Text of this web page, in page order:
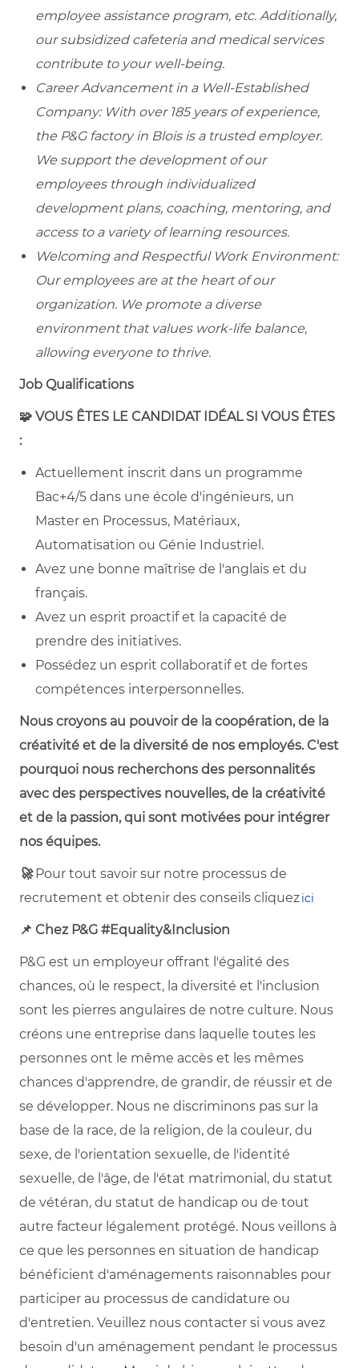
employee assistance program, etc. Additionally,
our subsidized cafeteria and medical services
contribute to your well-being.
Career Advancement in a Well-Established
Company: With over 185 years of experience,
the P&G factory in Blois is a trusted employer.
We support the development of our
employees through individualized
development plans, coaching, mentoring, and
access to a variety of learning resources.
Welcoming and Respectful Work Environment:
Our employees are at the heart of our
organization. We promote a diverse
environment that values work-life balance,
allowing everyone to thrive.
Job Qualifications
🧩 VOUS ÊTES LE CANDIDAT IDÉAL SI VOUS ÊTES
:
Actuellement inscrit dans un programme
Bac+4/5 dans une école d'ingénieurs, un
Master en Processus, Matériaux,
Automatisation ou Génie Industriel.
Avez une bonne maîtrise de l'anglais et du
français.
Avez un esprit proactif et la capacité de
prendre des initiatives.
Possédez un esprit collaboratif et de fortes
compétences interpersonnelles.
Nous croyons au pouvoir de la coopération, de la
créativité et de la diversité de nos employés. C'est
pourquoi nous recherchons des personnalités
avec des perspectives nouvelles, de la créativité
et de la passion, qui sont motivées pour intégrer
nos équipes.
🚀Pour tout savoir sur notre processus de
recrutement et obtenir des conseils cliquezici
📌 Chez P&G #Equality&Inclusion
P&G est un employeur offrant l'égalité des
chances, où le respect, la diversité et l'inclusion
sont les pierres angulaires de notre culture. Nous
créons une entreprise dans laquelle toutes les
personnes ont le même accès et les mêmes
chances d'apprendre, de grandir, de réussir et de
se développer. Nous ne discriminons pas sur la
base de la race, de la religion, de la couleur, du
sexe, de l'orientation sexuelle, de l'identité
sexuelle, de l'âge, de l'état matrimonial, du statut
de vétéran, du statut de handicap ou de tout
autre facteur légalement protégé. Nous veillons à
ce que les personnes en situation de handicap
bénéficient d'aménagements raisonnables pour
participer au processus de candidature ou
d'entretien. Veuillez nous contacter si vous avez
besoin d'un aménagement pendant le processus